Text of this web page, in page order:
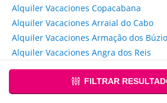
FILTRAR
Alquiler Vacaciones Copacabana
Alquiler Vacaciones Arraial do Cabo
Alquiler Vacaciones Armação dos
Alquiler Vacaciones Angra dos Reis
Alquiler Vacaciones Petrópolis